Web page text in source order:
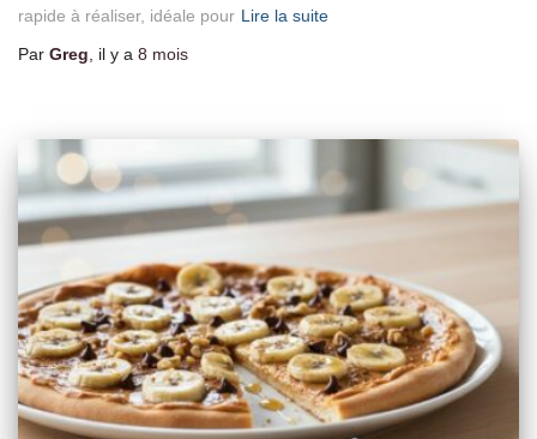
rapide à réaliser, idéale pour Lire la suite
Par Greg , il y a 8 mois